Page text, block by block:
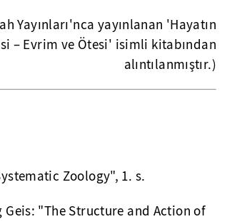
Yayınları'nca yayınlanan 'Hayatın
– Evrim ve Ötesi' isimli kitabından
alıntılanmıştır.)
Zoology", 1. s.
"The Structure and Action of